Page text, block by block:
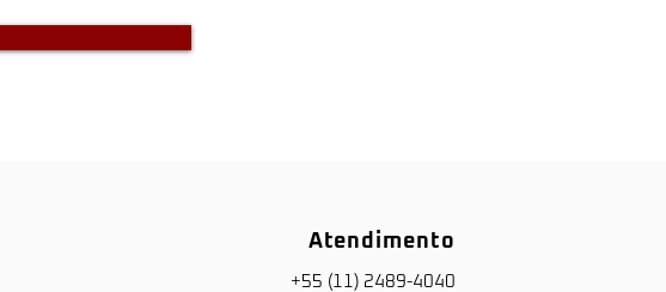
Atendimento
+55 (11) 2489-4040